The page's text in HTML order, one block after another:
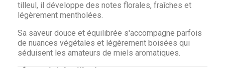
tilleul, il développe des notes florales, fraîches et
légèrement mentholées.
Sa saveur douce et équilibrée s'accompagne parfois
de nuances végétales et légèrement boisées qui
séduisent les amateurs de miels aromatiques.